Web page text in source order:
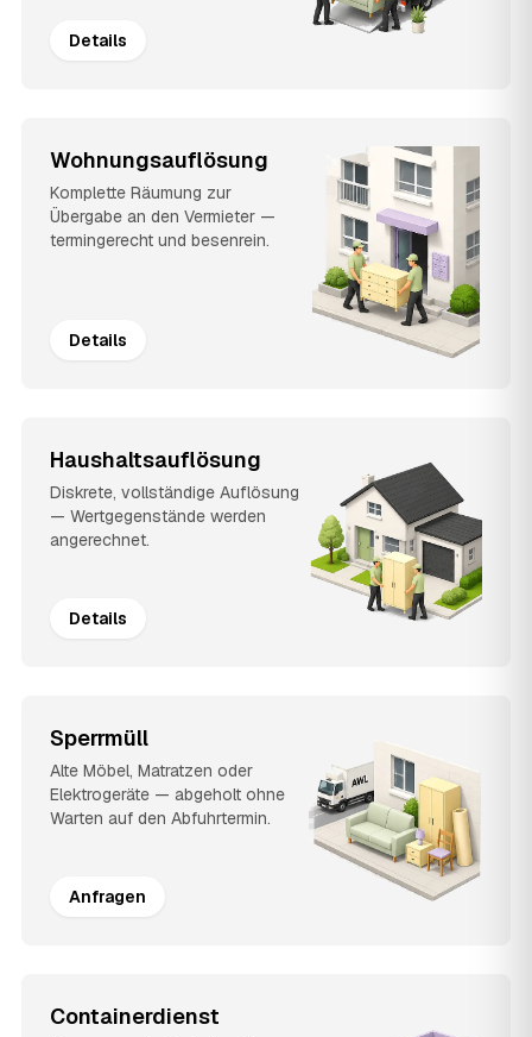
Details
Wohnungsauflösung
Komplette Räumung zur
Übergabe an den Vermieter —
termingerecht und besenrein.
Details
Haushaltsauflösung
Diskrete, vollständige Auflösung
— Wertgegenstände werden
angerechnet.
Details
Sperrmüll
Alte Möbel, Matratzen oder
Elektrogeräte — abgeholt ohne
Warten auf den Abfuhrtermin.
Anfragen
Containerdienst